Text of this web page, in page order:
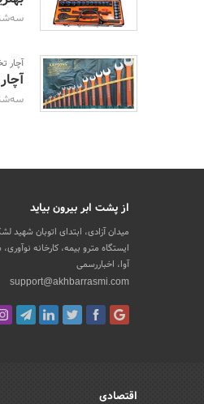
سه‌شنبه 13 تیر
آچار
سه‌شنبه 13 تیر
از پشت ابر بیرون بیاید
میدان آزادی، ابتدای اتوبان شهید
ایستگاه مترو بیمه، کارخانه
آوا، اخباررسمی
support@akhbarrasmi.com
اقتصادی